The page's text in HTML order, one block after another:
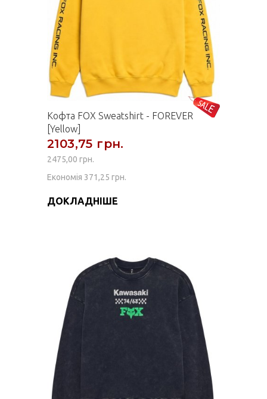
Кофта FOX Sweatshirt - FOREVER
[Yellow]
2103,75 грн.
2475,00 грн.
Економія 371,25 грн.
ДОКЛАДНІШЕ